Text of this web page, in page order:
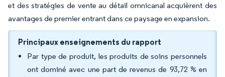
et des stratégies de vente au détail omnicanal acquièrent des
avantages de premier entrant dans ce paysage en expansion.
Principaux enseignements du rapport
Par type de produit, les produits de soins personnels
ont dominé avec une part de revenus de 93,72 % en